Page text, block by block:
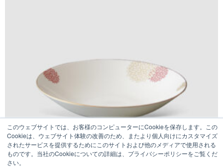
このウェブサイトでは、お客様のコンピューターにCookieを保存します。この
Cookieは、ウェブサイト体験の改善のため、またより個人向けにカスタマイズ
されたサービスを提供するためにこのサイトおよび他のメディアで使用される
ものです。当社のCookieについての詳細は、プライバシーポリシーをご覧くだ
さい。